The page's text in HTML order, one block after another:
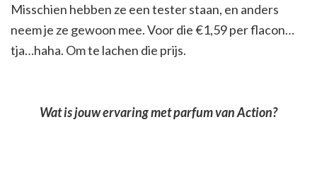
Misschien hebben ze een tester staan, en anders
neem je ze gewoon mee. Voor die €1,59 per flacon…
tja…haha. Om te lachen die prijs.
Wat is jouw ervaring met parfum van Action?